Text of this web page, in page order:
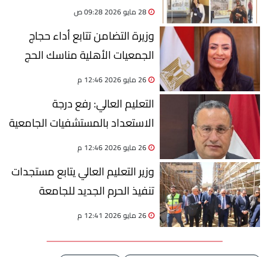
الدولية للطلاب
28 مايو 2026 09:28 ص
وزيرة التضامن تتابع أداء حجاج
الجمعيات الأهلية مناسك الحج
على صعيد عرفات
26 مايو 2026 12:46 م
التعليم العالي: رفع درجة
الاستعداد بالمستشفيات الجامعية
خلال عيد الأضحى المبارك
26 مايو 2026 12:46 م
وزير التعليم العالي يتابع مستجدات
تنفيذ الحرم الجديد للجامعة
الأهلية الفرنسية بالشروق
26 مايو 2026 12:41 م